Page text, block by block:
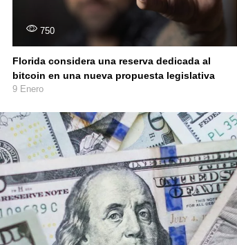
750
Florida considera una reserva dedicada al
bitcoin en una nueva propuesta legislativa
9 Enero